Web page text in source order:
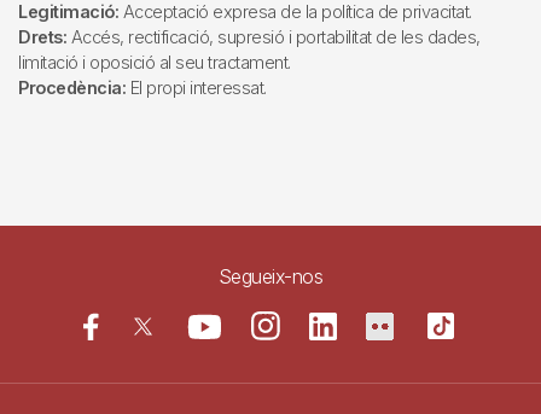
Legitimació: Acceptació expresa de la política de privacitat.
Drets: Accés, rectificació, supresió i portabilitat de les dades,
limitació i oposició al seu tractament.
Procedència: El propi interessat.
Segueix-nos